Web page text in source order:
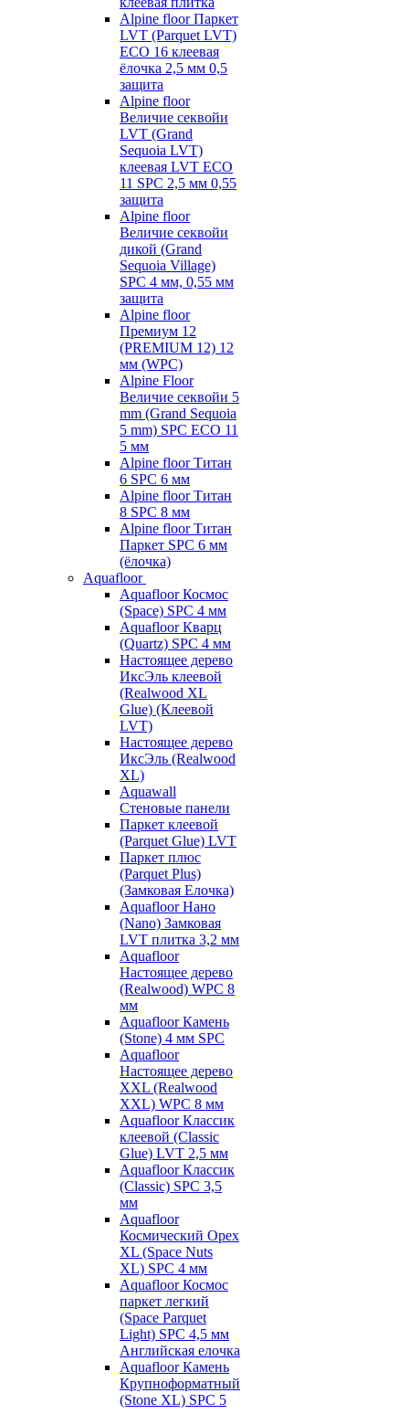
Alpine floor Паркет
LVT (Parquet LVT)
ECO 16 клеевая
ёлочка 2,5 мм 0,5
защита
Alpine floor
Величие секвойи
LVT (Grand
Sequoia LVT)
клеевая LVT ECO
11 SPC 2,5 мм 0,55
защита
Alpine floor
Величие секвойи
дикой (Grand
Sequoia Village)
SPC 4 мм, 0,55 мм
защита
Alpine floor
Премиум 12
(PREMIUM 12) 12
мм (WPC)
Alpine Floor
Величие секвойи 5
mm (Grand Sequoia
5 mm) SPC ECO 11
5 мм
Alpine floor Титан
6 SPC 6 мм
Alpine floor Титан
8 SPC 8 мм
Alpine floor Титан
Паркет SPC 6 мм
(ёлочка)
Aquafloor
Aquafloor Космос
(Space) SPC 4 мм
Aquafloor Кварц
(Quartz) SPC 4 мм
Настоящее дерево
ИксЭль клеевой
(Realwood XL
Glue) (Клеевой
LVT)
Настоящее дерево
ИксЭль (Realwood
XL)
Aquawall
Стеновые панели
Паркет клеевой
(Parquet Glue) LVT
Паркет плюс
(Parquet Plus)
(Замковая Елочка)
Aquafloor Нано
(Nano) Замковая
LVT плитка 3,2 мм
Aquafloor
Настоящее дерево
(Realwood) WPC 8
мм
Aquafloor Камень
(Stone) 4 мм SPC
Aquafloor
Настоящее дерево
XXL (Realwood
XXL) WPC 8 мм
Aquafloor Классик
клеевой (Classic
Glue) LVT 2,5 мм
Aquafloor Классик
(Classic) SPC 3,5
мм
Aquafloor
Космический Орех
XL (Space Nuts
XL) SPC 4 мм
Aquafloor Космос
паркет легкий
(Space Parquet
Light) SPC 4,5 мм
Английская елочка
Aquafloor Камень
Крупноформатный
(Stone XL) SPC 5